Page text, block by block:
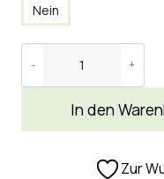
Nein
In den
Zur